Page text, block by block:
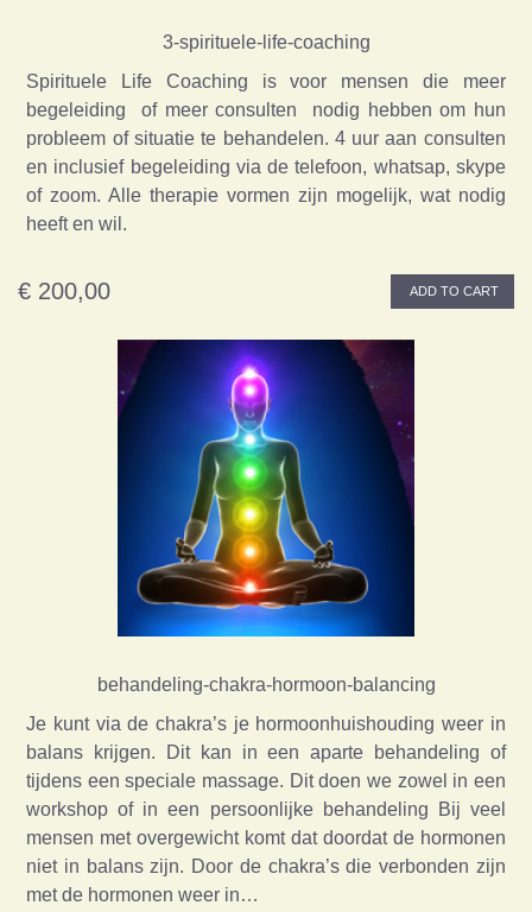
3-spirituele-life-coaching
Spirituele Life Coaching is voor mensen die meer
begeleiding of meer consulten nodig hebben om hun
probleem of situatie te behandelen. 4 uur aan consulten
en inclusief begeleiding via de telefoon, whatsap, skype
of zoom. Alle therapie vormen zijn mogelijk, wat nodig
heeft en wil.
€ 200,00 ADD TO CART
behandeling-chakra-hormoon-balancing
Je kunt via de chakra’s je hormoonhuishouding weer in
balans krijgen. Dit kan in een aparte behandeling of
tijdens een speciale massage. Dit doen we zowel in een
workshop of in een persoonlijke behandeling Bij veel
mensen met overgewicht komt dat doordat de hormonen
niet in balans zijn. Door de chakra’s die verbonden zijn
met de hormonen weer in…